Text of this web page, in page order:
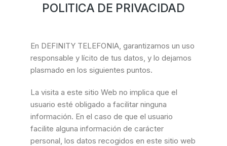
POLITICA DE PRIVACIDAD
En DEFINITY TELEFONIA, garantizamos un uso
responsable y lícito de tus datos, y lo dejamos
plasmado en los siguientes puntos.
La visita a este sitio Web no implica que el
usuario esté obligado a facilitar ninguna
información. En el caso de que el usuario
facilite alguna información de carácter
personal, los datos recogidos en este sitio web